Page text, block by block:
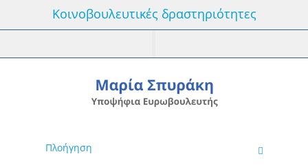
Κοινοβουλευτικές δραστηριότητες
Πλοήγηση